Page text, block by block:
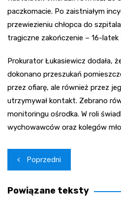
paczkomacie. Po zaistniałym
przewiezieniu chłopca do
tragiczne zakończenie – 16-latek
Prokurator Łukasiewicz dodała,
dokonano przeszukań
przez ofiarę, ale również przez
utrzymywał kontakt. Zebrano
monitoringu ośrodka. W roli
wychowawców oraz kolegów
Nawigacja
wpisu
Poprzedni
Powiązane teksty